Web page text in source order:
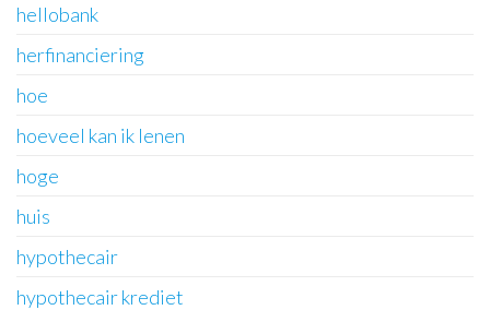
hellobank
herfinanciering
hoe
hoeveel kan ik lenen
hoge
huis
hypothecair
hypothecair krediet